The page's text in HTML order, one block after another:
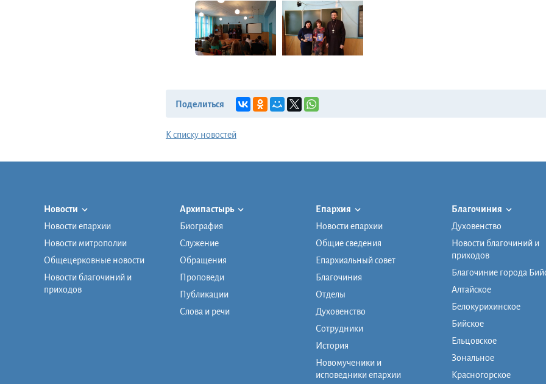
Поделиться
К списку новостей
Новости
Новости епархии
Новости митрополии
Общецерковные новости
Новости благочиний и
приходов
Архипастырь
Биография
Служение
Обращения
Проповеди
Публикации
Слова и речи
Епархия
Новости епархии
Общие сведения
Епархиальный совет
Благочиния
Отделы
Духовенство
Сотрудники
История
Новомученики и
исповедники епархии
Благочиния
Духовенство
Новости благочиний и
приходов
Благочиние города
Алтайское
Белокурихинское
Бийское
Ельцовское
Зональное
Красногорское